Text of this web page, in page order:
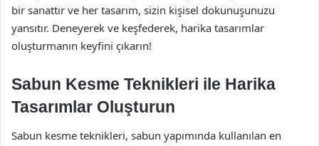
bir sanattır ve her tasarım, sizin kişisel dokunuşunuzu
yansıtır. Deneyerek ve keşfederek, harika tasarımlar
oluşturmanın keyfini çıkarın!
Sabun Kesme Teknikleri ile Harika
Tasarımlar Oluşturun
Sabun kesme teknikleri, sabun yapımında kullanılan en